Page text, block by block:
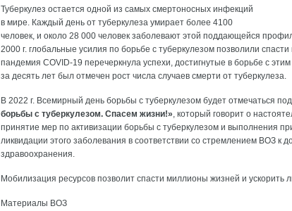
Туберкулез остается одной из самых смертоносных инфекций
в мире. Каждый день от туберкулеза умирает более 4100
человек, и около 28 000 человек заболевают этой поддающейся
2000 г. глобальные усилия по борьбе с туберкулезом позволили
пандемия COVID-19 перечеркнула успехи, достигнутые в борьбе с
за десять лет был отмечен рост числа случаев смерти от туберкулеза.
В 2022 г. Всемирный день борьбы с туберкулезом будет отмечаться
борьбы с туберкулезом. Спасем жизни!», который говорит о
принятие мер по активизации борьбы с туберкулезом и выполнения
ликвидации этого заболевания в соответствии со стремлением ВОЗ к
здравоохранения.
Мобилизация ресурсов позволит спасти миллионы жизней и ускорить
Материалы ВОЗ